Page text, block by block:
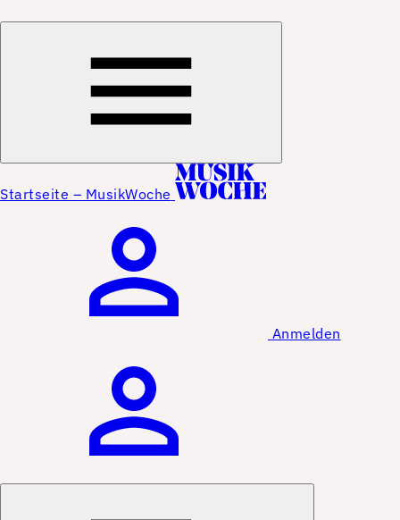
Startseite – MusikWoche
Anmelden